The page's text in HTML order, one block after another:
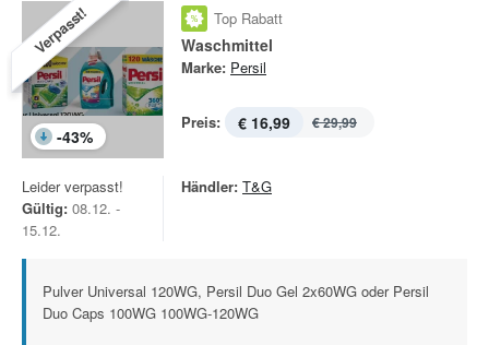
Verpasst!
-43%
Top Rabatt
Waschmittel
Marke: Persil
Preis: € 16,99 € 29,99
Leider verpasst!
Gültig: 08.12. -
15.12.
Händler: T&G
Pulver Universal 120WG, Persil Duo Gel 2x60WG oder Persil
Duo Caps 100WG 100WG-120WG